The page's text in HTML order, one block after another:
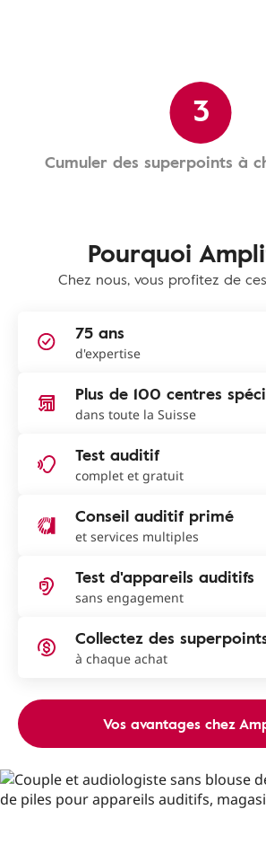
3
Cumuler des superpoints à
Pourquoi
Chez nous, vous profitez de
75 ans
d'expertise
Plus de 100 centres
dans toute la Suisse
Test auditif
complet et gratuit
Conseil auditif primé
et services multiples
Test d'appareils auditifs
sans engagement
Collectez des
à chaque achat
Vos avantages chez